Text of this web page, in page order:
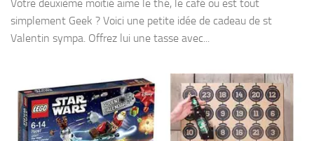
Votre deuxième moitié aime le thé, le café ou est tout
simplement Geek ? Voici une petite idée de cadeau de st
Valentin sympa. Offrez lui une tasse avec...